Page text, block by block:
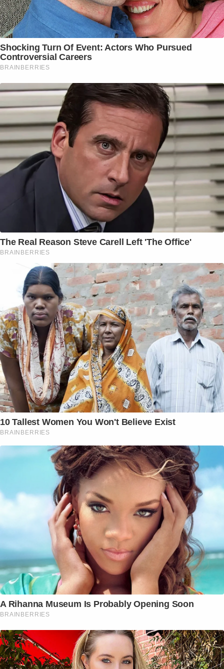
Shocking Turn Of Event: Actors Who Pursued
Controversial Careers
BRAINBERRIES
The Real Reason Steve Carell Left 'The Office'
BRAINBERRIES
10 Tallest Women You Won't Believe Exist
BRAINBERRIES
A Rihanna Museum Is Probably Opening Soon
BRAINBERRIES